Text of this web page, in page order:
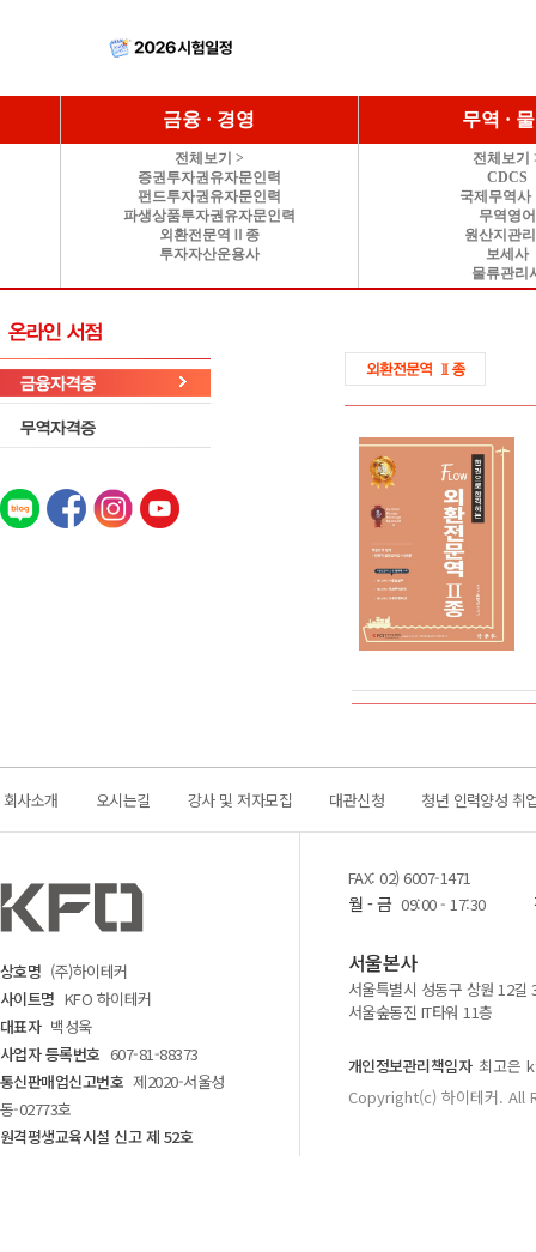
금융 · 경영
전체보기 >
증권투자권유자문인력
펀드투자권유자문인력
파생상품투자권유자문인력
외환전문역Ⅱ종
투자자산운용사
무역 ·
전체보기
CDCS
국제무역사
무역영어
원산지관
보세사
물류관리
회사소개 오시는길 강사 및 저자모집 대관신청 청년 인력양성 취
상호명 (주)하이테커
사이트명 KFO 하이테커
대표자 백성욱
사업자 등록번호 607-81-88373
통신판매업신고번호 제2020-서울성
동-02773호
원격평생교육시설 신고 제 52호
FAX: 02) 6007-1471
월 - 금 09:00 - 17:30
서울본사
서울특별시 성동구 상원 12길
서울숲동진 IT타워 11층
개인정보관리책임자 최고은
Copyright(c) 하이테커.